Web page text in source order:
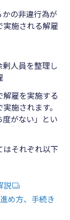
の非違行為が
実施される解雇
人員を整理し
雇を実施する
施されます。
度がない」とい
それぞれ以下
説
め方、手続き